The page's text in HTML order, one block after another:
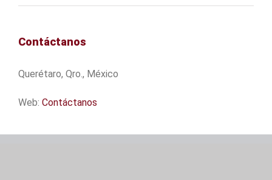
Contáctanos
Querétaro, Qro., México
Web: Contáctanos